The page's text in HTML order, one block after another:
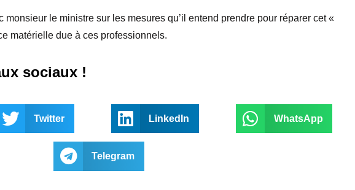
le ministre sur les mesures qu’il entend prendre pour réparer cet «
matérielle due à ces professionnels.
sociaux !
Twitter LinkedIn WhatsApp
Telegram